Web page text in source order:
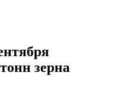
зерна